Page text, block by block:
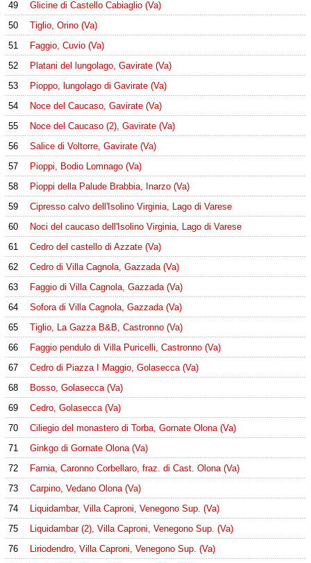
49
Glicine di Castello Cabiaglio (Va)
50
Tiglio, Orino (Va)
51
Faggio, Cuvio (Va)
52
Platani del lungolago, Gavirate (Va)
53
Pioppo, lungolago di Gavirate (Va)
54
Noce del Caucaso, Gavirate (Va)
55
Noce del Caucaso (2), Gavirate (Va)
56
Salice di Voltorre, Gavirate (Va)
57
Pioppi, Bodio Lomnago (Va)
58
Pioppi della Palude Brabbia, Inarzo (Va)
59
Cipresso calvo dell'Isolino Virginia, Lago di Varese
60
Noci del caucaso dell'Isolino Virginia, Lago di Varese
61
Cedro del castello di Azzate (Va)
62
Cedro di Villa Cagnola, Gazzada (Va)
63
Faggio di Villa Cagnola, Gazzada (Va)
64
Sofora di Villa Cagnola, Gazzada (Va)
65
Tiglio, La Gazza B&B, Castronno (Va)
66
Faggio pendulo di Villa Puricelli, Castronno (Va)
67
Cedro di Piazza I Maggio, Golasecca (Va)
68
Bosso, Golasecca (Va)
69
Cedro, Golasecca (Va)
70
Ciliegio del monastero di Torba, Gornate Olona (Va)
71
Ginkgo di Gornate Olona (Va)
72
Farnia, Caronno Corbellaro, fraz. di Cast. Olona (Va)
73
Carpino, Vedano Olona (Va)
74
Liquidambar, Villa Caproni, Venegono Sup. (Va)
75
Liquidambar (2), Villa Caproni, Venegono Sup. (Va)
76
Liriodendro, Villa Caproni, Venegono Sup. (Va)